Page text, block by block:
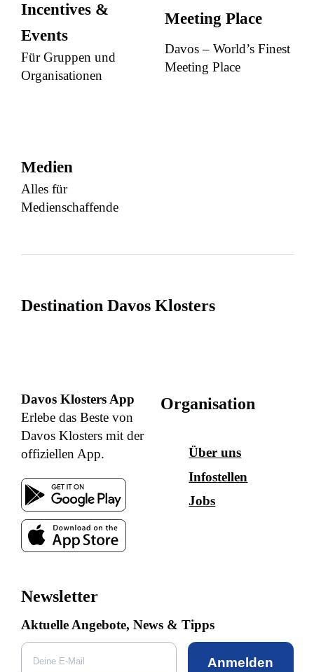
Incentives &
Events
Für Gruppen und
Organisationen
Meeting Place
Davos – World’s Finest
Meeting Place
Medien
Alles für
Medienschaffende
Destination Davos Klosters
Davos Klosters App
Erlebe das Beste von
Davos Klosters mit der
offiziellen App.
Organisation
Über uns
Infostellen
Jobs
Newsletter
Aktuelle Angebote, News & Tipps
Anmelden